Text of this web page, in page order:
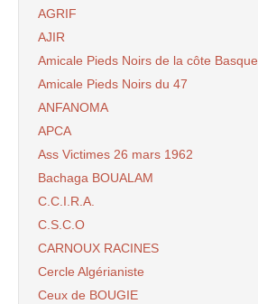
AGRIF
AJIR
Amicale Pieds Noirs de la côte Basque
Amicale Pieds Noirs du 47
ANFANOMA
APCA
Ass Victimes 26 mars 1962
Bachaga BOUALAM
C.C.I.R.A.
C.S.C.O
CARNOUX RACINES
Cercle Algérianiste
Ceux de BOUGIE